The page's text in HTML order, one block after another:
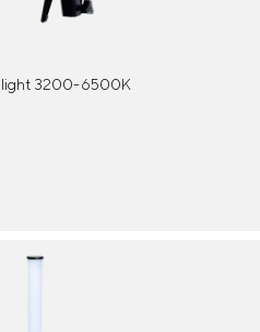
3200-6500K